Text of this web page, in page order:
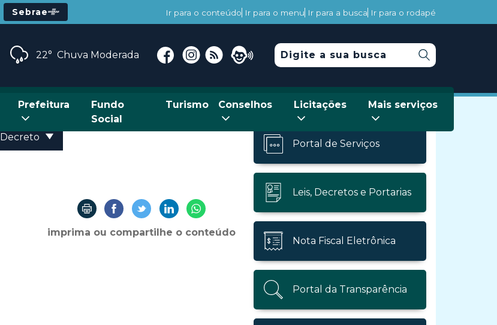
Sebrae Ir para o conteúdo Ir para o menu Ir para a busca Ir para o rodapé
22° Chuva Moderada
Prefeitura
Fundo
Social
Turismo Conselhos Licitações Mais serviços
Decreto
imprima ou compartilhe o conteúdo
Portal de Serviços
Leis, Decretos e Portarias
Nota Fiscal Eletrônica
Portal da Transparência